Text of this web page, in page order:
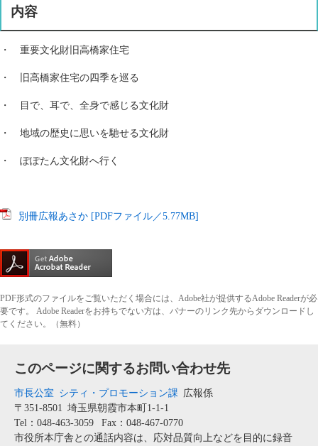
内容
・ 重要文化財旧高橋家住宅
・ 旧高橋家住宅の四季を巡る
・ 目で、耳で、全身で感じる文化財
・ 地域の歴史に思いを馳せる文化財
・ ぽぽたん文化財へ行く
別冊広報あさか [PDFファイル／5.77MB]
PDF形式のファイルをご覧いただく場合には、Adobe社が提供するAdobe Readerが必
要です。
Adobe Readerをお持ちでない方は、バナーのリンク先からダウンロードし
てください。（無料）
このページに関するお問い合わせ先
市長公室 シティ・プロモーション課 広報係
〒351-8501 埼玉県朝霞市本町1-1-1
Tel：048-463-3059
Fax：048-467-0770
市役所本庁舎との通話内容は、応対品質向上などを目的に録音